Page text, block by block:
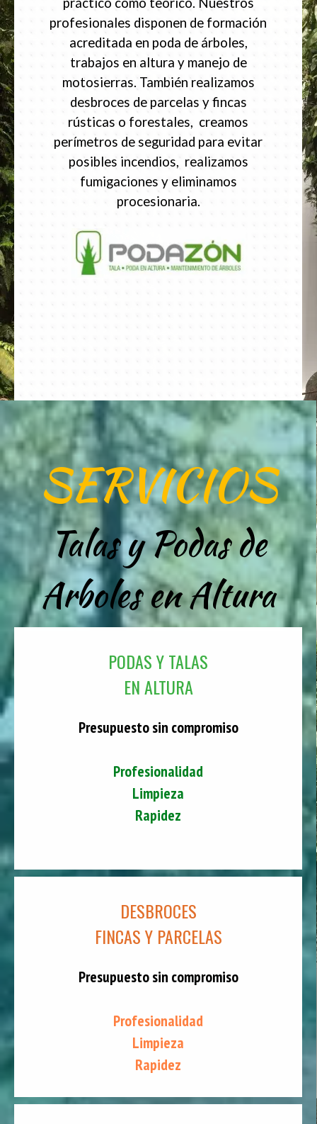
profesionales disponen de formación
acreditada en poda de árboles,
trabajos en altura y manejo de
motosierras. También realizamos
desbroces de parcelas y fincas
rústicas o forestales, creamos
perímetros de seguridad para evitar
posibles incendios, realizamos
fumigaciones y eliminamos
procesionaria.
SERVICIOS
Talas y Podas de
Arboles en Altura
PODAS Y TALAS
EN ALTURA
Presupuesto sin compromiso
Profesionalidad
Limpieza
Rapidez
DESBROCES
FINCAS Y PARCELAS
Presupuesto sin compromiso
Profesionalidad
Limpieza
Rapidez